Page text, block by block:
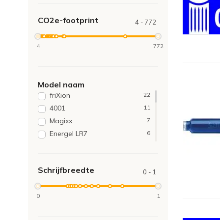
CO2e-footprint 4 - 772
4 772
Model naam
friXion 22
4001 11
Magixx 7
Energel LR7 6
Express 75 4
Jetstream 4
Schrijfbreedte 0 - 1
0 1